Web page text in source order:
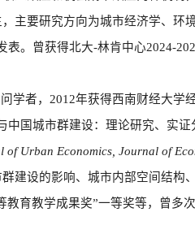
主要研究方向为城市经济学、环
表。曾获得北大-林肯中心2024-
学者，2012年获得西南财经大学
国城市群建设：理论研究、实
Urban Economics, Journal of
建设的影响、城市内部空间结
育教学成果奖”一等奖等，曾多